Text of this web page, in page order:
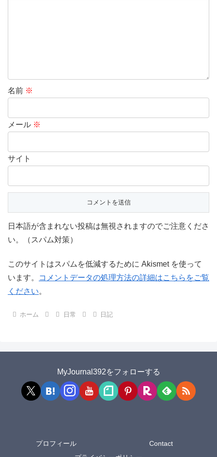
名前 ※
メール ※
サイト
日本語が含まれない投稿は無視されますのでご注意くださ
い。（スパム対策）
このサイトはスパムを低減するために Akismet を使って
います。
コメントデータの処理方法の詳細はこちらをご覧
ください。
ホーム 日常 日記
MyJournal392をフォローする
プロフィール
Contact